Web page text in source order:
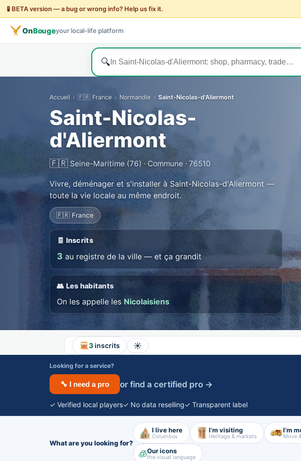
🧪 BETA version — a bug or wrong info? Help us fix it.
OnBougeyour local-life platform
🔍
Accueil › 🇫🇷 France › Normandie › Saint-Nicolas-d'Aliermont
Saint-Nicolas-
d'Aliermont
🇫🇷 Seine-Maritime (76) · Commune · 76510
Vivre, déménager et s'installer à Saint-Nicolas-d'Aliermont —
toute la vie locale au même endroit.
🇫🇷 France
🧾 Inscrits
3 au registre de la ville — et ça grandit
👥 Les habitants
On les appelle les Nicolaisiens
3inscrits ☀️
Looking for a service?
🔧 I need a pro or find a certified pro →
✓ Verified local players✓ No data reselling✓ Transparent label
What are you looking for?
I live here
Columbus
I’m visiting
Heritage & markets
I’m
Move
🧊Our icons
the visual language